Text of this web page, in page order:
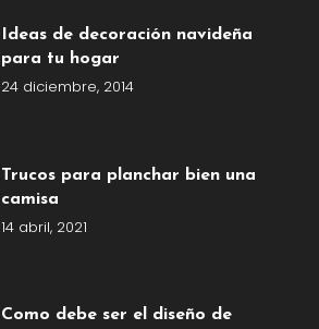
Ideas de decoración navideña
para tu hogar
24 diciembre, 2014
Trucos para planchar bien una
camisa
14 abril, 2021
Como debe ser el diseño de